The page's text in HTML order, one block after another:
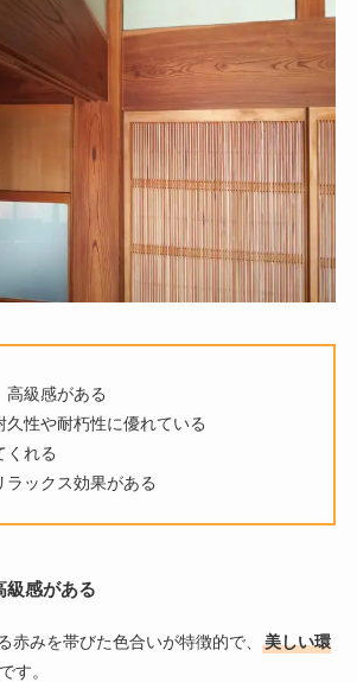
級感がある
性や耐朽性に優れている
れる
ックス効果がある
感がある
赤みを帯びた色合いが特徴的で、
美しい環
す。